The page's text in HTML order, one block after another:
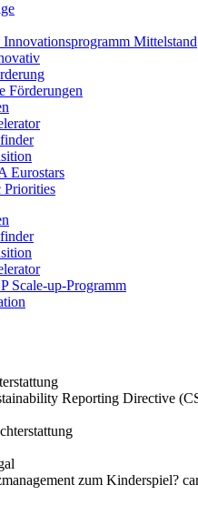
Innovationsprogramm Mittelstand
Förderungen
Eurostars
Priorities
Scale-up-Programm
Reporting Directive
zum Kinderspiel?